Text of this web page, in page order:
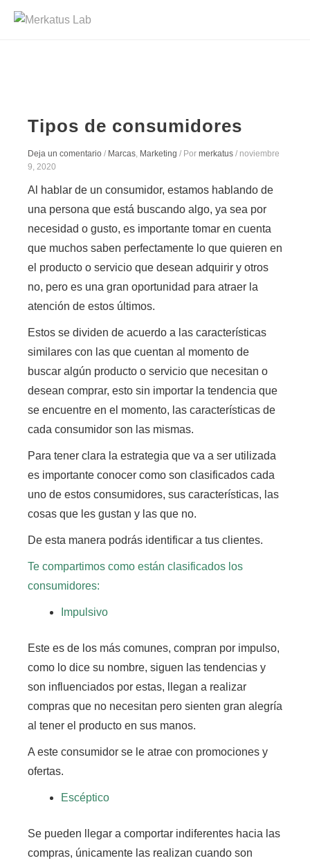
Tipos de consumidores
Deja un comentario / Marcas, Marketing / Por merkatus / noviembre
9, 2020
Al hablar de un consumidor, estamos hablando de
una persona que está buscando algo, ya sea por
necesidad o gusto, es importante tomar en cuenta
que muchos saben perfectamente lo que quieren en
el producto o servicio que desean adquirir y otros
no, pero es una gran oportunidad para atraer la
atención de estos últimos.
Estos se dividen de acuerdo a las características
similares con las que cuentan al momento de
buscar algún producto o servicio que necesitan o
desean comprar, esto sin importar la tendencia que
se encuentre en el momento, las características de
cada consumidor son las mismas.
Para tener clara la estrategia que va a ser utilizada
es importante conocer como son clasificados cada
uno de estos consumidores, sus características, las
cosas que les gustan y las que no.
De esta manera podrás identificar a tus clientes.
Te compartimos como están clasificados los
consumidores:
Impulsivo
Este es de los más comunes, compran por impulso,
como lo dice su nombre, siguen las tendencias y
son influenciados por estas, llegan a realizar
compras que no necesitan pero sienten gran alegría
al tener el producto en sus manos.
A este consumidor se le atrae con promociones y
ofertas.
Escéptico
Se pueden llegar a comportar indiferentes hacia las
compras, únicamente las realizan cuando son